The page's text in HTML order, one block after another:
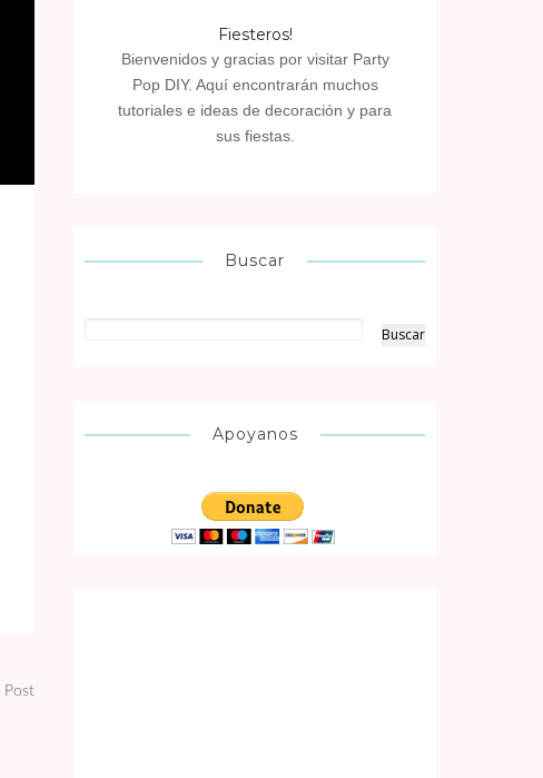
Post
Fiesteros!
Bienvenidos y gracias por visitar Party
Pop DIY. Aquí encontrarán muchos
tutoriales e ideas de decoración y para
sus fiestas.
Buscar
Apoyanos